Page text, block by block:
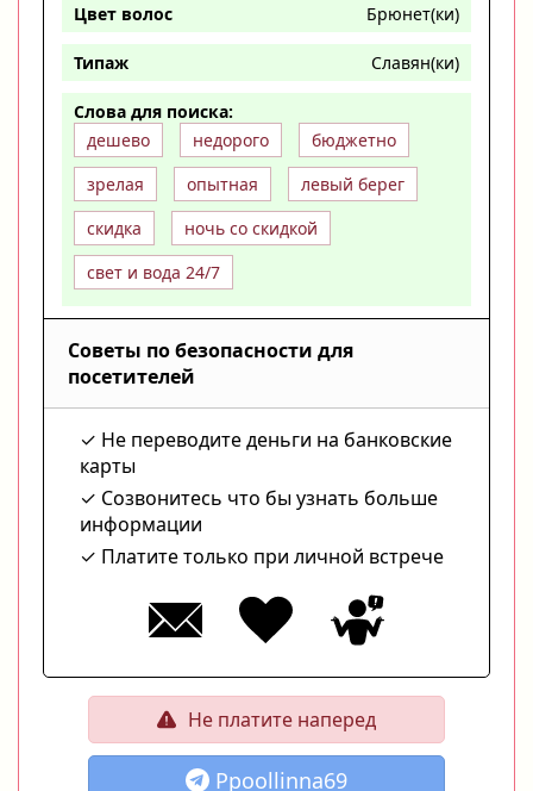
Цвет волос Брюнет(ки)
Типаж Славян(ки)
Слова для поиска:
дешево
недорого
бюджетно
зрелая
опытная
левый берег
скидка
ночь со скидкой
свет и вода 24/7
Советы по безопасности для
посетителей
Не переводите деньги на банковские
карты
Созвонитесь что бы узнать больше
информации
Платите только при личной встрече
Не платите наперед
Ppoollinna69